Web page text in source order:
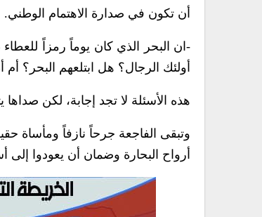
أن تكون في صدارة الاهتمام الوطني.
-ان البحر الذي كان يوماً رمزاً
أولئك الرجال؟ هل ابتلعهم البحر؟
هذه الأسئلة لا تجد إجابة، لكن
وتبقى الفاجعة جرحاً نازفاً ومأساة
أرواح البحارة وضمان أن يعودوا